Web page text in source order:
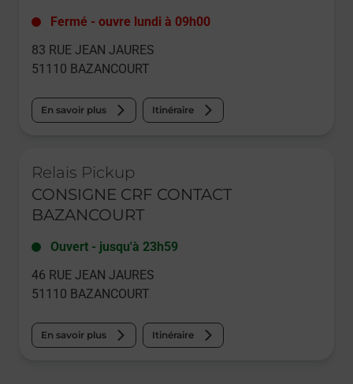
Fermé - ouvre lundi à 09h00
83 RUE JEAN JAURES
51110 BAZANCOURT
En savoir plus Itinéraire
Relais Pickup
CONSIGNE CRF CONTACT
BAZANCOURT
Ouvert - jusqu'à 23h59
46 RUE JEAN JAURES
51110 BAZANCOURT
En savoir plus Itinéraire